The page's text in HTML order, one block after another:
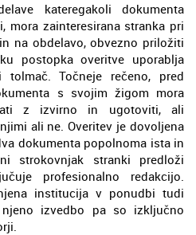
kateregakoli dokumenta
mora zainteresirana stranka pri
na obdelavo, obvezno priložiti
postopka overitve uporablja
tolmač. Točneje rečeno, pred
s svojim žigom mora
z izvirno in ugotoviti, ali
ali ne. Overitev je dovoljena
dokumenta popolnoma ista in
strokovnjak stranki predloži
profesionalno redakcijo.
institucija v ponudbi tudi
izvedbo pa so izključno